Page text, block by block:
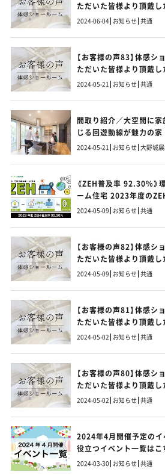
ただいた皆様より頂戴し
2024-06-04 お知らせ 共通
【お客様の声83】体感シ
ただいた皆様より頂戴し
2024-05-21 お知らせ 共通
間取り紹介／大空間に
じる回遊動線が魅力の
2024-05-21 お知らせ 大野城
《ZEH普及率 92.30%》
ーム住宅 2023年度の
2024-05-09 お知らせ 共通
【お客様の声82】体感シ
ただいた皆様より頂戴し
2024-05-09 お知らせ 共通
【お客様の声81】体感シ
ただいた皆様より頂戴し
2024-05-02 お知らせ 共通
【お客様の声80】体感シ
ただいた皆様より頂戴し
2024-05-02 お知らせ 共通
2024年4月開催予定のイ
役立つイベント一覧はこ
2024-03-30 お知らせ 共通